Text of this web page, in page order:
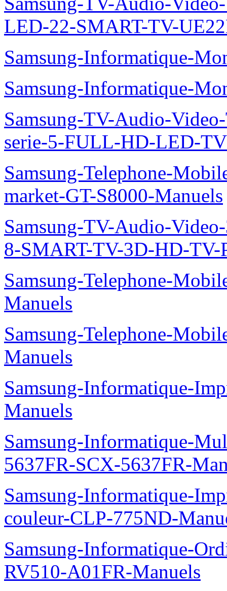
LED-22-SMART-TV-
Samsung-Informatique-
Samsung-Informatique-
Samsung-TV-Audio-
serie-5-FULL-HD-LED-
Samsung-Telephone-
market-GT-S8000-Manuels
Samsung-TV-Audio-
8-SMART-TV-3D-HD-TV-
Samsung-Telephone-
Manuels
Samsung-Telephone-
Manuels
Samsung-Informatique-
Manuels
Samsung-Informatique-
5637FR-SCX-5637FR-
Samsung-Informatique-
couleur-CLP-775ND-
Samsung-Informatique-
RV510-A01FR-Manuels